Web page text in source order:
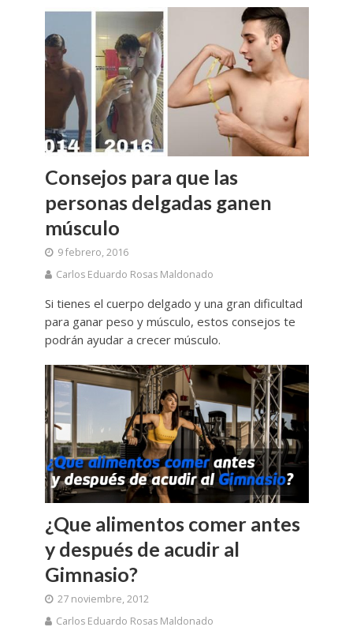
Consejos para que las
personas delgadas ganen
músculo
9 febrero, 2016
Carlos Eduardo Rosas Maldonado
Si tienes el cuerpo delgado y una gran dificultad
para ganar peso y músculo, estos consejos te
podrán ayudar a crecer músculo.
¿Que alimentos comer antes
y después de acudir al
Gimnasio?
27 noviembre, 2012
Carlos Eduardo Rosas Maldonado